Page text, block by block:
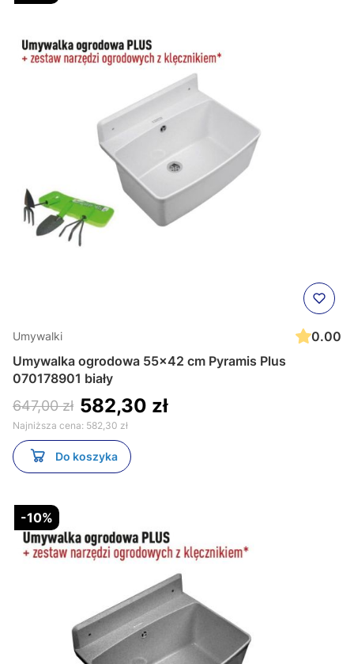
Umywalki
0.00
Umywalka ogrodowa 55x42 cm Pyramis Plus
070178901 biały
647,00 zł 582,30 zł
Najniższa cena: 582,30 zł
Do koszyka
-10%